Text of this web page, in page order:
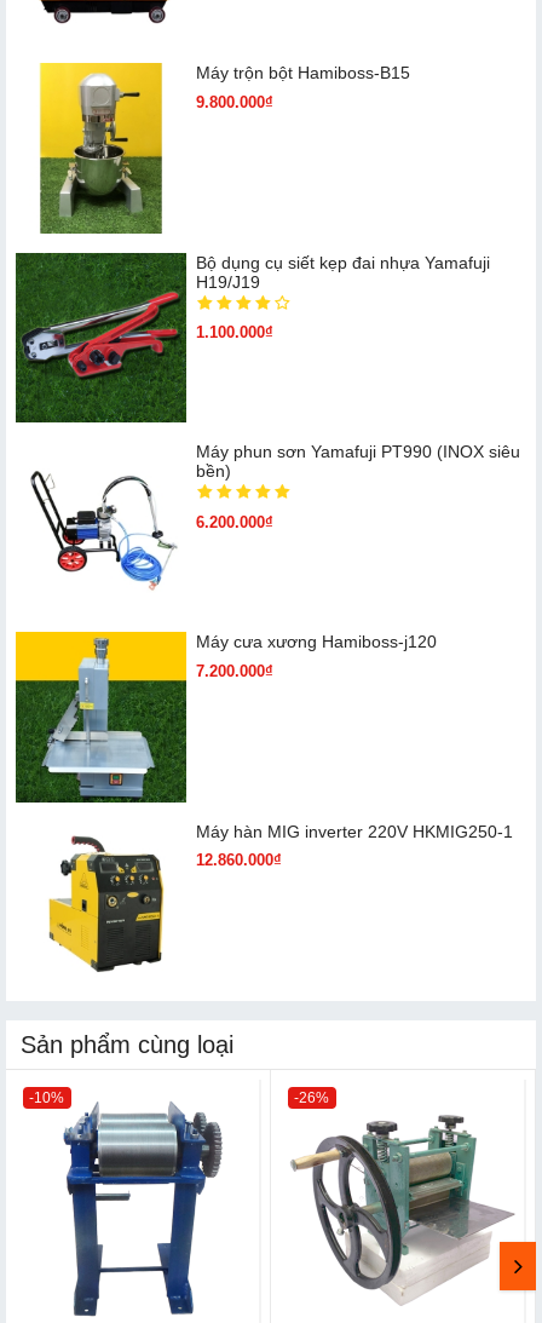
Máy trộn bột Hamiboss-B15
9.800.000₫
Bộ dụng cụ siết kẹp đai nhựa Yamafuji
H19/J19
1.100.000₫
Máy phun sơn Yamafuji PT990 (INOX siêu
bền)
6.200.000₫
Máy cưa xương Hamiboss-j120
7.200.000₫
Máy hàn MIG inverter 220V HKMIG250-1
12.860.000₫
Sản phẩm cùng loại
-10% -26%